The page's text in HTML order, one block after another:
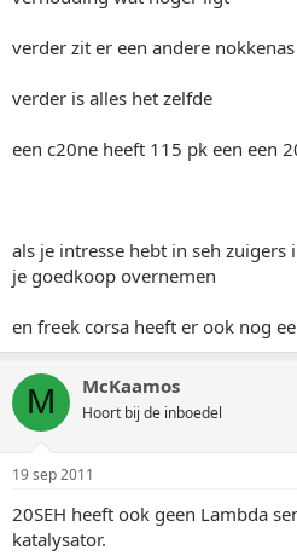
verder zit er een andere
verder is alles het zelfde
een c20ne heeft 115 pk een een
als je intresse hebt in seh
je goedkoop overnemen
en freek corsa heeft er ook nog
M McKaamos
Hoort bij de inboedel
19 sep 2011
20SEH heeft ook geen Lambda
katalysator.